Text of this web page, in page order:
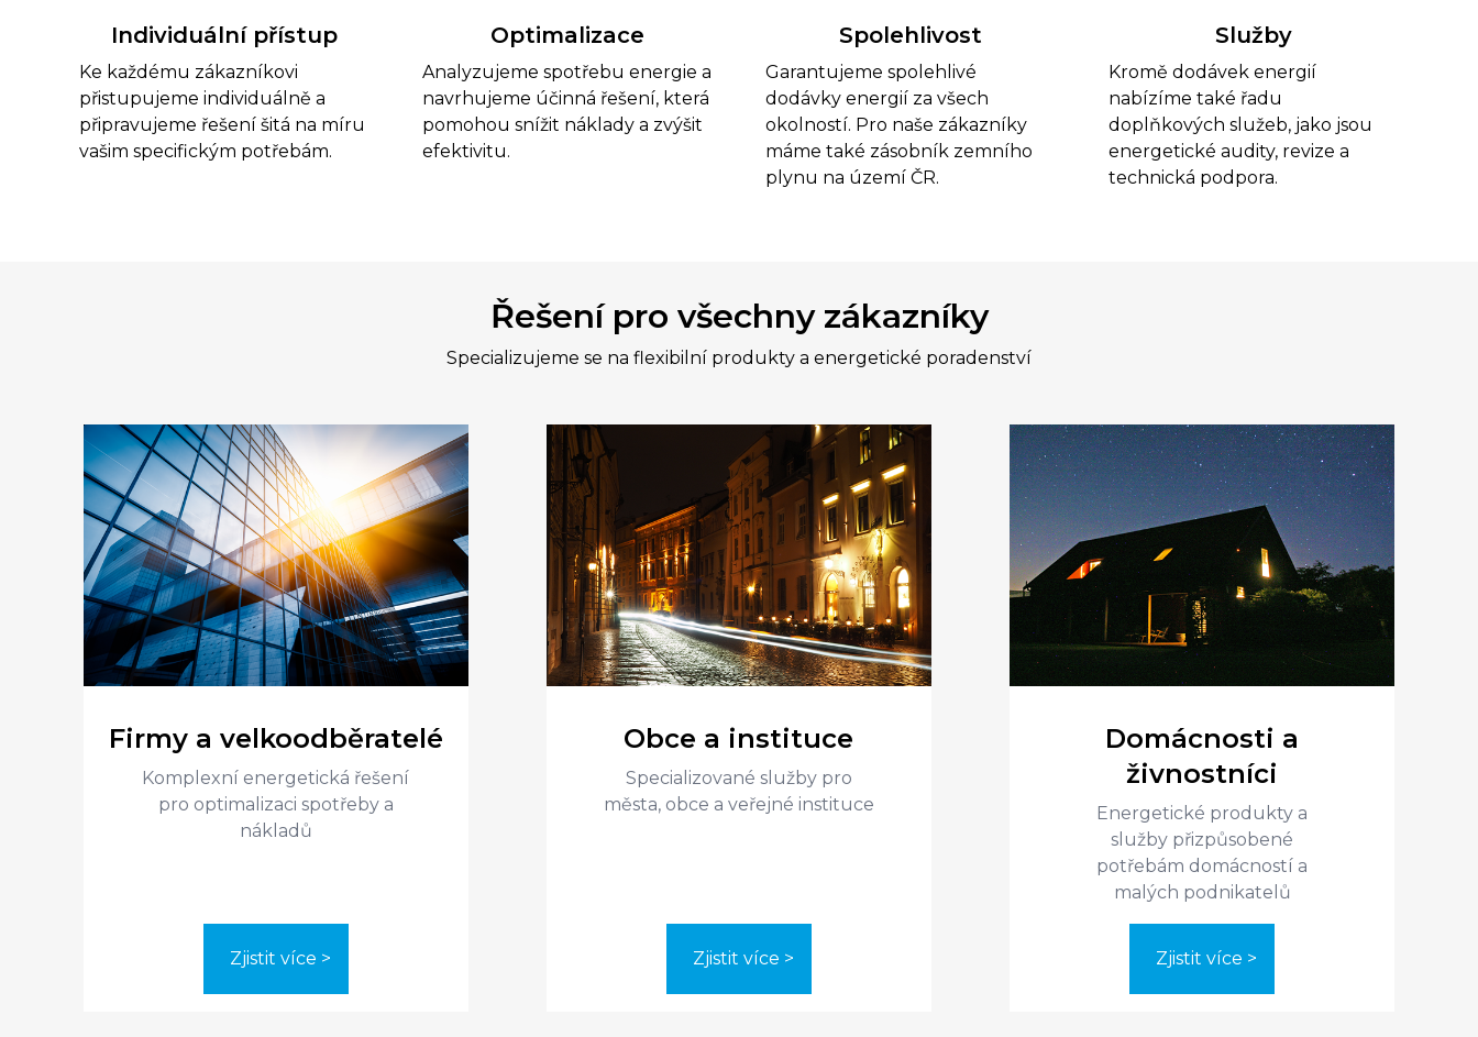
Individuální přístup
Ke každému zákazníkovi
přistupujeme individuálně a
připravujeme řešení šitá na míru
vašim specifickým potřebám.
Optimalizace
Analyzujeme spotřebu energie a
navrhujeme účinná řešení, která
pomohou snížit náklady a zvýšit
efektivitu.
Spolehlivost
Garantujeme spolehlivé
dodávky energií za všech
okolností. Pro naše zákazníky
máme také zásobník zemního
plynu na území ČR.
Služby
Kromě dodávek energií
nabízíme také řadu
doplňkových služeb, jako jsou
energetické audity, revize a
technická podpora.
Řešení pro všechny zákazníky
Specializujeme se na flexibilní produkty a energetické poradenství
Firmy a velkoodběratelé
Komplexní energetická řešení
pro optimalizaci spotřeby a
Zjistit více >
Obce a instituce
Specializované služby pro
Zjistit více >
Domácnosti a
živnostníci
Energetické produkty a
služby přizpůsobené
potřebám domácností a
Zjistit více >